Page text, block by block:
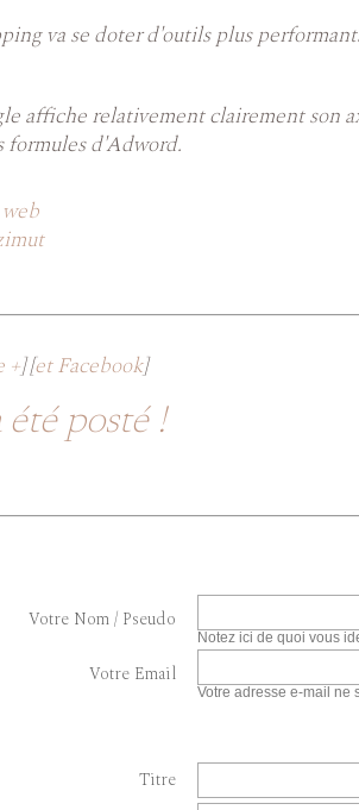
va se doter d'outils plus
affiche relativement clairement
d'Adword.
+] [et Facebook]
été posté !
Votre Nom / Pseudo
Notez ici de quoi vous
Votre Email
Votre adresse e-mail ne
Titre